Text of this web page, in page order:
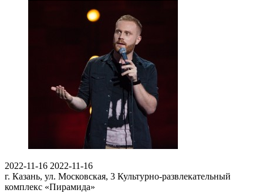
2022-11-16 2022-11-16
г. Казань, ул. Московская, 3 Культурно-развлекательный
комплекс «Пирамида»